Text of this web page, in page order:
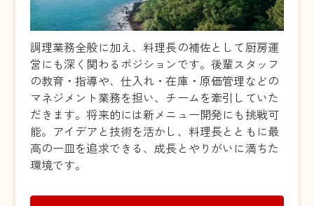
調理業務全般に加え、料理長の補佐として厨房運
営にも深く関わるポジションです。後輩スタッフ
の教育・指導や、仕入れ・在庫・原価管理などの
マネジメント業務を担い、チームを牽引していた
だきます。将来的には新メニュー開発にも挑戦可
能。アイデアと技術を活かし、料理長とともに最
高の一皿を追求できる、成長とやりがいに満ちた
環境です。